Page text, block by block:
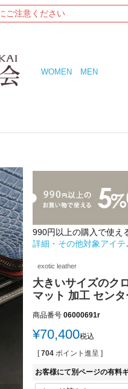
ご注意ください
WOMEN MEN
990円以上の購入で使え
詳細・その他対象アイテ
exotic leather
大きいサイズのク
マット 加工 セン
商品番号 06000691r
¥70,400税込
[ 704 ポイント進呈 ]
お客様にて別ページの有料